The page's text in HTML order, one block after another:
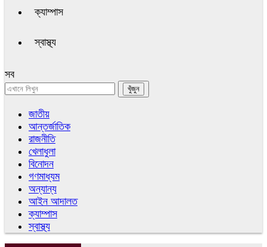
ক্যাম্পাস
স্বাস্থ্য
সব
জাতীয়
আন্তর্জাতিক
রাজনীতি
খেলাধুলা
বিনোদন
গণমাধ্যম
অন্যান্য
আইন আদালত
ক্যাম্পাস
স্বাস্থ্য